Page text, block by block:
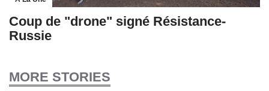
Coup de "drone" signé Résistance-
Russie
MORE STORIES